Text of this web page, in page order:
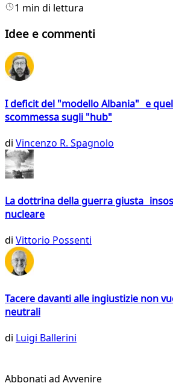
1 min di lettura
Idee e commenti
I deficit del "modello Albania" e
scommessa sugli "hub"
di Vincenzo R. Spagnolo
La dottrina della guerra giusta
nucleare
di Vittorio Possenti
Tacere davanti alle ingiustizie non
neutrali
di Luigi Ballerini
Abbonati ad Avvenire